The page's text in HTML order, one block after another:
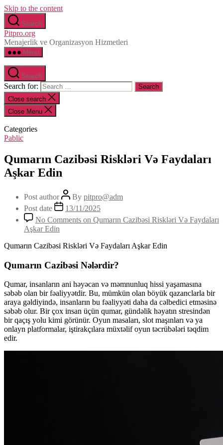
Skip to the content
Search
Pitpro.org
Menajerlik ve Organizasyon Hizmetleri
Menu
Search
Search for:
Close search
Close Menu
Categories
Pablic
Qumarın Cazibəsi Riskləri Və Faydaları
Aşkar Edin
Post author By pitpro@adm
Post date
13/11/2025
No Comments on Qumarın Cazibəsi Riskləri Və Faydaları
Aşkar Edin
Qumarın Cazibəsi Riskləri Və Faydaları Aşkar Edin
Qumarın Cazibəsi Nələrdir?
Qumar, insanların ani həyəcan və məmnunluq hissi yaşamasına
səbəb olan bir fəaliyyətdir. Bu, mümkün olan böyük qazanclarla bir
araya gəldiyində, insanların bu fəaliyyəti daha da cəlbedici etməsinə
səbəb olur. Bir çox insan üçün qumar, gündəlik həyatın stresindən
bir qaçış yolu kimi görünür. Oyun masaları, slot maşınları və ya
onlayn platformalar, iştirakçılara müxtəlif oyun təcrübələri təqdim
edir.